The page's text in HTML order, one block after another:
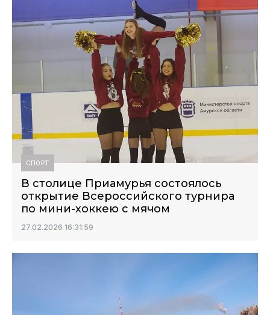
СПОРТ
В столице Приамурья состоялось
открытие Всероссийского турнира
по мини-хоккею с мячом
27.02.2026 16:31:59